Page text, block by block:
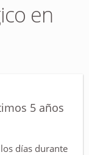
en
5 años
días durante